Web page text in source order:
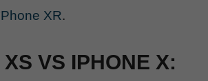
XR.
VS IPHONE X: